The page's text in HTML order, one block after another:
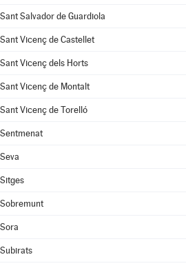
Sant Salvador de Guardiola
Sant Vicenç de Castellet
Sant Vicenç dels Horts
Sant Vicenç de Montalt
Sant Vicenç de Torelló
Sentmenat
Seva
Sitges
Sobremunt
Sora
Subirats